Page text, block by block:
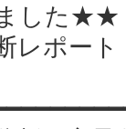
した★★
レポー